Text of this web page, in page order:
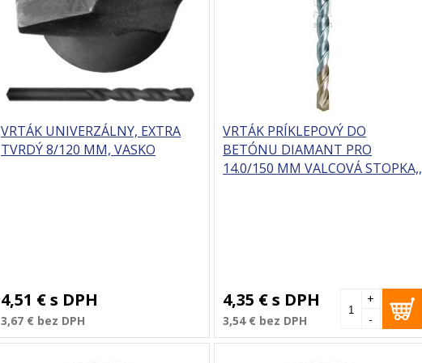
VRTÁK UNIVERZÁLNY, EXTRA
TVRDÝ 8/120 MM, VASKO
4,51 €s DPH
3,67 € bez DPH
VRTÁK PRÍKLEPOVÝ DO
BETÓNU DIAMANT PRO
14.0/150 MM VALCOVÁ STOPKA,,
4,35 €s DPH
3,54 € bez DPH -
+